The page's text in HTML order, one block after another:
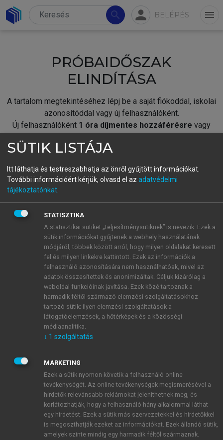
search person BELÉPÉS menu
PRÓBAIDŐSZAK
ELINDÍTÁSA
A tartalom megtekintéséhez lépj be a saját fiókoddal, iskolai
azonosítóddal vagy új felhasználóként.
Új felhasználóként 1 óra díjmentes hozzáférésre vagy
fiókoddal,vagy hozz létre új fiókot.
A regisztráció után apróbaidőszakautomatikusan
BELÉPÉS SAJÁT FIÓKKAL
ÚJ FIÓK LÉTREHOZÁSA
1 óra díjmentes hozzáférés
E-MAIL-CÍM
JELSZÓ
JELSZÓ ÚJRA
Kérek értesítést a MeRSZ újdonságairól, akcióiról.
SÜTIK LISTÁJA
Itt láthatja és testreszabhatja az önről gyűjtött információkat.
További információért kérjük, olvasd el az adatvédelmi
tájékoztatónkat
STATISZTIKA
A statisztikai sütiket „teljesítménysütiknek” is nevezik. Ezek a
sütik információkat gyűjtenek a webhely használatának
módjáról, többek között arról, hogy milyen oldalakat keresett
fel és milyen linkekre kattintott. Ezek az információk a
felhasználó azonosítására nem használhatóak, mivel az
adatok összesítettek és anonimizáltak. Céljuk kizárólag a
weboldal funkcióinak javítása. Ezek közé tartoznak a
harmadik féltől származó elemzési szolgáltatásokhoz
tartozó sütik; ilyen elemzési szolgáltatások a
látogatóelemzések, a hőtérképek és a közösségi
médiaanalitika.
↓ 1 szolgáltatás
MARKETING
Ezek a sütik nyomon követik a felhasználó online
tevékenységét. Az online tevékenységek megismerésével a
hirdetők relevánsabb reklámokat jeleníthetnek meg, és
korlátozhatják, hogy a felhasználó hány alkalommal láthat
egy hirdetést. Ezek a sütik más szervezetekkel és hirdetőkkel
is megoszthatják ezeket az információkat. Ezek állandó sütik,
amelyek szinte mindig egy harmadik féltől származnak.